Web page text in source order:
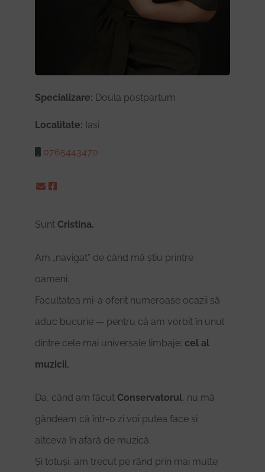
Specializare: Doula postpartum
Localitate: Iasi
0765443470
Sunt Cristina.
Am „navigat” de când mă știu printre
oameni.
Facultatea mi-a oferit numeroase ocazii să
aduc bucurie — pentru că am vorbit în unul
dintre cele mai universale limbaje:cel al
muzicii.
Da, când am făcut Conservatorul, nu mă
gândeam că într-o zi voi putea face și
altceva în afară de muzică.
Și totuși, am trecut pe rând prin mai multe